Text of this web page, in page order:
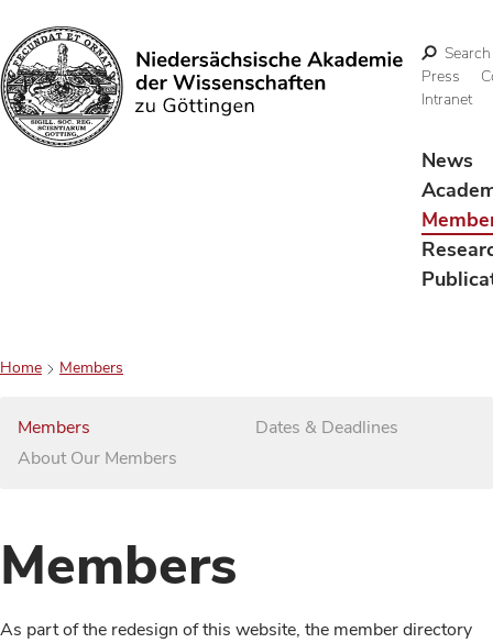
Search
Search
Press
Intranet
News
Home Members
Members
About Our Members
Dates & Deadlines
Members
As part of the redesign of this website, the member directory